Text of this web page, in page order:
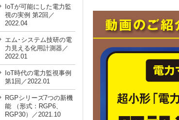
IoTが可能にした電力監
視の実例 第2回／
2022.04
エム･システム技研の電
力見える化用計測器／
2022.01
IoT時代の電力監視事例
第1回／2022.01
RGPシリーズ7つの新機
能 （形式：RGP6、
RGP30）／2021.10